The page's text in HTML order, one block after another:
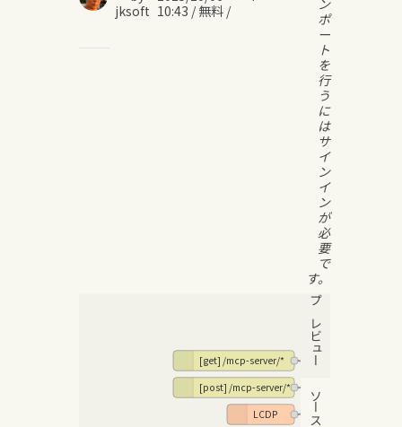
jksoft 10:43 / 無料 /
ン
ポ
ー
ト
を
行
う
に
は
サ
イ
ン
イ
ン
が
必
要
で
す。
[get] /mcp-server/*
[post] /mcp-server/*
LCDP
プレビュー
ソース